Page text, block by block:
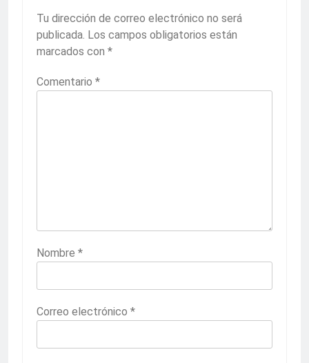
Tu dirección de correo electrónico no será
publicada. Los campos obligatorios están
marcados con *
Comentario *
Nombre *
Correo electrónico *